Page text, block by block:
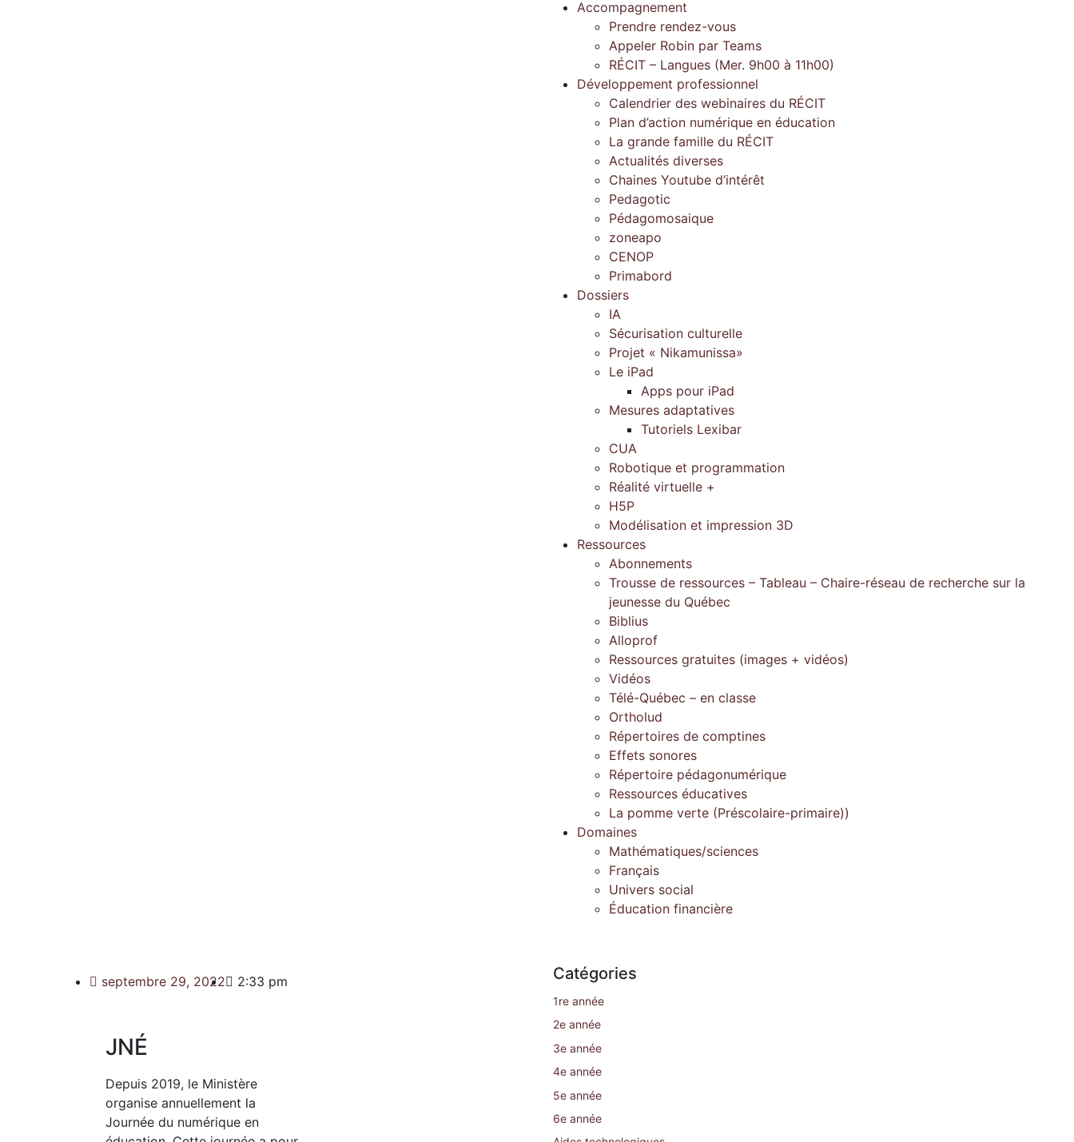
Accompagnement
Prendre rendez-vous
Appeler Robin par Teams
RÉCIT – Langues (Mer. 9h00 à 11h00)
Développement professionnel
Calendrier des webinaires du RÉCIT
Plan d’action numérique en éducation
La grande famille du RÉCIT
Actualités diverses
Chaines Youtube d’intérêt
Pedagotic
Pédagomosaique
zoneapo
CENOP
Primabord
Dossiers
IA
Sécurisation culturelle
Projet « Nikamunissa»
Le iPad
Apps pour iPad
Mesures adaptatives
Tutoriels Lexibar
CUA
Robotique et programmation
Réalité virtuelle +
H5P
Modélisation et impression 3D
Ressources
Abonnements
Trousse de ressources – Tableau – Chaire-réseau de recherche sur la
jeunesse du Québec
Biblius
Alloprof
Ressources gratuites (images + vidéos)
Vidéos
Télé-Québec – en classe
Ortholud
Répertoires de comptines
Effets sonores
Répertoire pédagonumérique
Ressources éducatives
La pomme verte (Préscolaire-primaire))
Domaines
Mathématiques/sciences
Français
Univers social
Éducation financière
septembre 29, 2022 2:33 pm
JNÉ
Depuis 2019, le Ministère
organise annuellement la
Journée du numérique en
Catégories
1re année
2e année
3e année
4e année
5e année
6e année